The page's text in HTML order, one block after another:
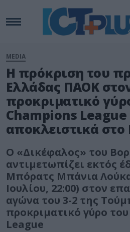
MEDIA
Η πρόκριση του
Ελλάδας ΠΑΟΚ
προκριματικό
Champions League
αποκλειστικά
Ο «Δικέφαλος» του
αντιμετωπίζει εκτός
Μπόρατς Μπάνια
Ιουλίου, 22:00) στον
αγώνα του 3-2 της
προκριματικό γύρο
League